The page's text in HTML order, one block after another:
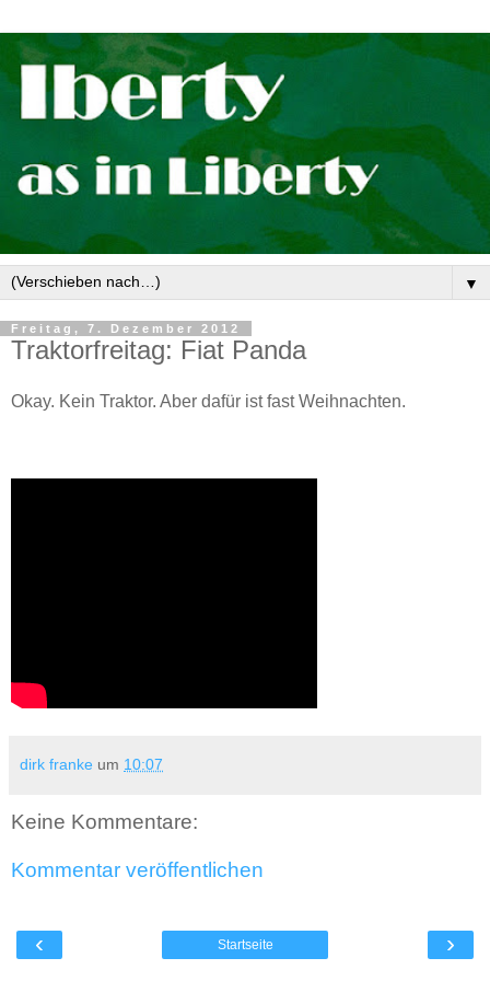
▼
Freitag, 7. Dezember 2012
Traktorfreitag: Fiat Panda
Okay. Kein Traktor. Aber dafür ist fast Weihnachten.
dirk franke um 10:07
Keine Kommentare:
Kommentar veröffentlichen
‹ ›
Startseite